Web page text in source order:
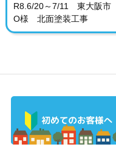
R8.6/20～7/11 東大阪市
O様 北面塗装工事